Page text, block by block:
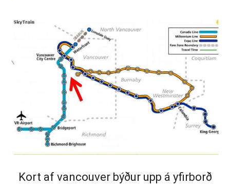
Kort af vancouver býður upp á yfirborð